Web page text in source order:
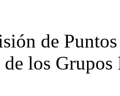
de
los